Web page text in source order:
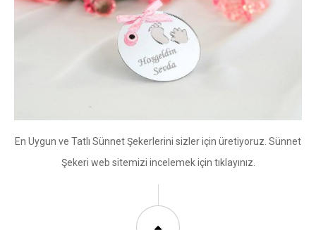
En Uygun ve Tatlı Sünnet Şekerlerini sizler için üretiyoruz. Sünnet
Şekeri web sitemizi incelemek için tıklayınız.